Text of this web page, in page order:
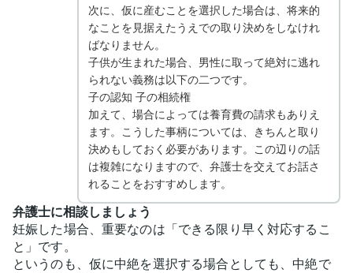
次に、仮に産むことを選択した場合は、将来的
なことを見据えたうえでの取り決めをしなけれ
ばなりません。
子供が生まれた場合、男性に取って絶対に逃れ
られない義務は以下の二つです。
子の認知 子の相続権
加えて、場合によっては養育費の請求もありえ
ます。こうした事柄については、きちんと取り
決めもしておく必要があります。この辺りの話
は複雑になりますので、弁護士を交えてお話さ
れることをおすすめします。
弁護士に相談しましょう
妊娠した場合、重要なのは「できる限り早く対応するこ
と」です。
というのも、仮に中絶を選択する場合としても、中絶で